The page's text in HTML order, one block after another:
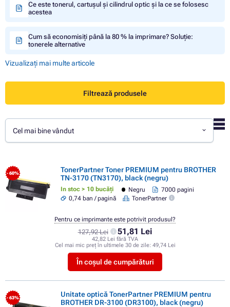
Ce este tonerul, cartușul și cilindrul optic și la ce se folosesc
acestea
Cum să economisiți până la 80 % la imprimare? Soluție:
tonerele alternative
Vizualizați mai multe articole
Filtrează produsele
Cel mai bine vândut
- 60%
TonerPartner Toner PREMIUM pentru BROTHER
TN-3170 (TN3170), black (negru)
In stoc > 10 bucăți Negru
7000 pagini
0,74 ban / pagină
TonerPartner
127,92 Lei 51,81 Lei
42,82 Lei fără TVA
Cel mai mic preț în ultimele 30 de zile: 49,74 Lei
În coșul de cumpărături
Pentru ce imprimante este potrivit produsul?
- 63%
Unitate optică TonerPartner PREMIUM pentru
BROTHER DR-3100 (DR3100), black (negru)